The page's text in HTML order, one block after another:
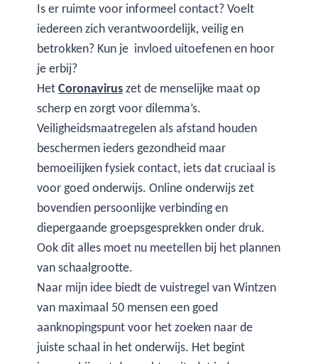
Is er ruimte voor informeel contact? Voelt
iedereen zich verantwoordelijk, veilig en
betrokken? Kun je invloed uitoefenen en hoor
je erbij?
HetCoronaviruszet de menselijke maat op
scherp en zorgt voor dilemma’s.
Veiligheidsmaatregelen als afstand houden
beschermen ieders gezondheid maar
bemoeilijken fysiek contact, iets dat cruciaal is
voor goed onderwijs. Online onderwijs zet
bovendien persoonlijke verbinding en
diepergaande groepsgesprekken onder druk.
Ook dit alles moet nu meetellen bij het plannen
van schaalgrootte.
Naar mijn idee biedt de vuistregel van Wintzen
van maximaal 50 mensen een goed
aanknopingspunt voor het zoeken naar de
juiste schaal in het onderwijs. Het begint